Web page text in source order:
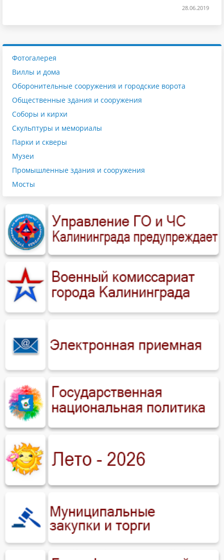
28.06.2019
Фотогалерея
Виллы и дома
Оборонительные сооружения и городские ворота
Общественные здания и сооружения
Соборы и кирхи
Скульптуры и мемориалы
Парки и скверы
Музеи
Промышленные здания и сооружения
Мосты